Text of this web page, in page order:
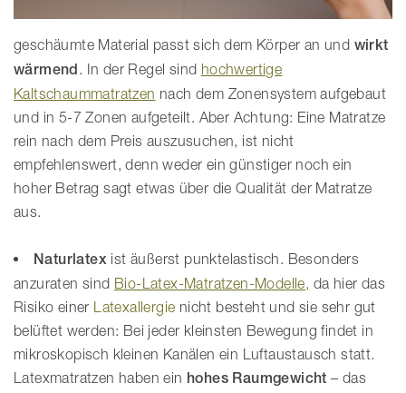
geschäumte Material passt sich dem Körper an und wirkt
wärmend. In der Regel sind hochwertige
Kaltschaummatratzen nach dem Zonensystem aufgebaut
und in 5-7 Zonen aufgeteilt. Aber Achtung: Eine Matratze
rein nach dem Preis auszusuchen, ist nicht
empfehlenswert, denn weder ein günstiger noch ein
hoher Betrag sagt etwas über die Qualität der Matratze
aus.
Naturlatex ist äußerst punktelastisch. Besonders
anzuraten sind Bio-Latex-Matratzen-Modelle, da hier das
Risiko einer Latexallergie nicht besteht und sie sehr gut
belüftet werden: Bei jeder kleinsten Bewegung findet in
mikroskopisch kleinen Kanälen ein Luftaustausch statt.
Latexmatratzen haben ein hohes Raumgewicht – das